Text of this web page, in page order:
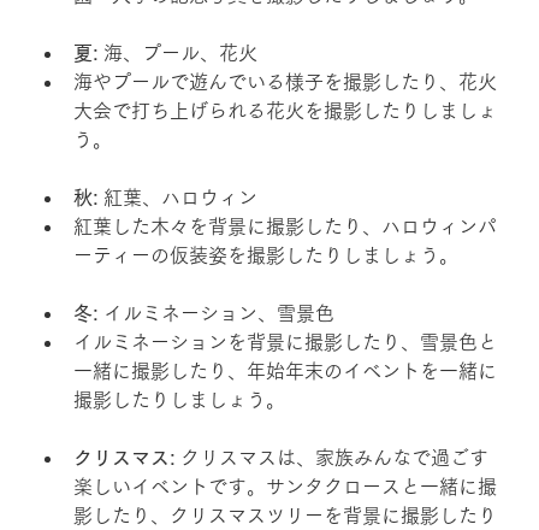
夏: 海、プール、花火
海やプールで遊んでいる様子を撮影したり、花火
大会で打ち上げられる花火を撮影したりしましょ
う。
秋: 紅葉、ハロウィン
紅葉した木々を背景に撮影したり、ハロウィンパ
ーティーの仮装姿を撮影したりしましょう。
冬: イルミネーション、雪景色
イルミネーションを背景に撮影したり、雪景色と
一緒に撮影したり、年始年末のイベントを一緒に
撮影したりしましょう。
クリスマス: クリスマスは、家族みんなで過ごす
楽しいイベントです。サンタクロースと一緒に撮
影したり、クリスマスツリーを背景に撮影したり